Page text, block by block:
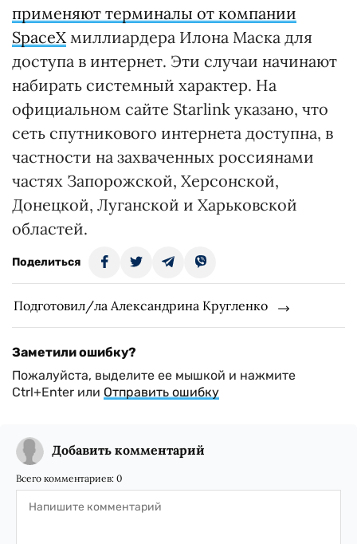
применяют терминалы от компании
SpaceX миллиардера Илона Маска для
доступа в интернет. Эти случаи начинают
набирать системный характер. На
официальном сайте Starlink указано, что
сеть спутникового интернета доступна, в
частности на захваченных россиянами
частях Запорожской, Херсонской,
Донецкой, Луганской и Харьковской
областей.
Поделиться
Подготовил/ла Александрина Кругленко
Заметили ошибку?
Пожалуйста, выделите ее мышкой и нажмите
Ctrl+Enter или Отправить ошибку
Добавить комментарий
Всего комментариев: 0